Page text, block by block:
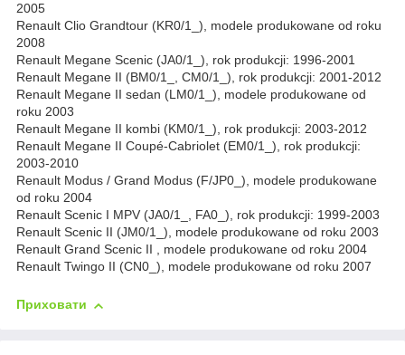
2005
Renault Clio Grandtour (KR0/1_), modele produkowane od roku
2008
Renault Megane Scenic (JA0/1_), rok produkcji: 1996-2001
Renault Megane II (BM0/1_, CM0/1_), rok produkcji: 2001-2012
Renault Megane II sedan (LM0/1_), modele produkowane od
roku 2003
Renault Megane II kombi (KM0/1_), rok produkcji: 2003-2012
Renault Megane II Coupé-Cabriolet (EM0/1_), rok produkcji:
2003-2010
Renault Modus / Grand Modus (F/JP0_), modele produkowane
od roku 2004
Renault Scenic I MPV (JA0/1_, FA0_), rok produkcji: 1999-2003
Renault Scenic II (JM0/1_), modele produkowane od roku 2003
Renault Grand Scenic II , modele produkowane od roku 2004
Renault Twingo II (CN0_), modele produkowane od roku 2007
Приховати